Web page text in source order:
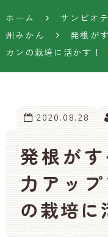
ホーム サンビオ
州みかん
発根が
カンの栽培に活かす！
2020.08.28
発根が
力アッ
の栽培に